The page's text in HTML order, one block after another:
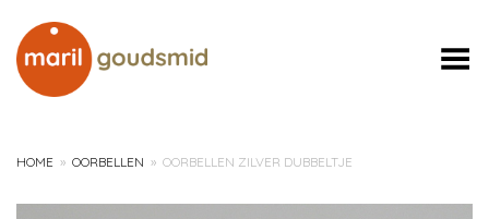
Toggle Menu
HOME » OORBELLEN » OORBELLEN ZILVER DUBBELTJE